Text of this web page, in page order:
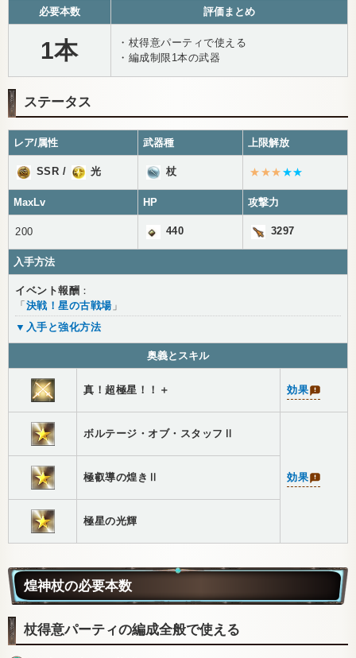
必要本数 評価まとめ
1本
・杖得意パーティで使える
・編成制限1本の武器
ステータス
レア/属性 武器種 上限解放
SSR / 光 杖 ★★★ ★★
MaxLv HP 攻撃力
200 440 3297
入手方法
イベント報酬 ：
「 決戦！星の古戦場」
▼入手と強化方法
奥義とスキル
真！超極星！！＋ 効果
ボルテージ・オブ・スタッフⅡ
効果
極叡導の煌きⅡ
極星の光輝
煌神杖の必要本数
杖得意パーティの編成全般で使える